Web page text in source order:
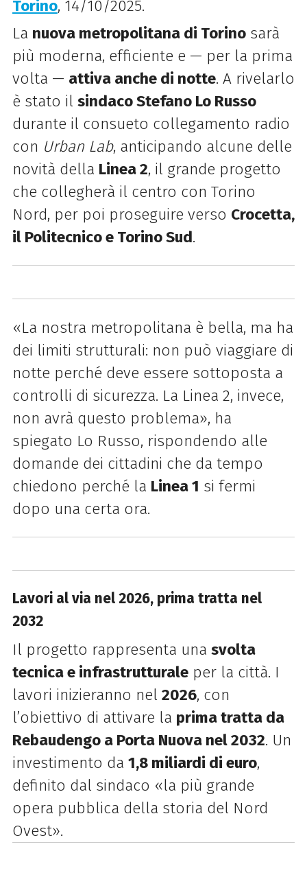
Torino, 14/10/2025.
La nuova metropolitana di Torinosarà
più moderna, efficiente e — per la prima
volta — attiva anche di notte. A rivelarlo
è stato il sindaco Stefano Lo Russo
durante il consueto collegamento radio
con Urban Lab, anticipando alcune delle
novità della Linea 2, il grande progetto
che collegherà il centro con Torino
Nord, per poi proseguire verso Crocetta,
il Politecnico e Torino Sud.
«La nostra metropolitana è bella, ma ha
dei limiti strutturali: non può viaggiare di
notte perché deve essere sottoposta a
controlli di sicurezza. La Linea 2, invece,
non avrà questo problema», ha
spiegato Lo Russo, rispondendo alle
domande dei cittadini che da tempo
chiedono perché la Linea 1 si fermi
dopo una certa ora.
Lavori al via nel 2026, prima tratta nel
2032
Il progetto rappresenta una svolta
tecnica e infrastrutturaleper la città. I
lavori inizieranno nel 2026, con
l’obiettivo di attivare la prima tratta da
Rebaudengo a Porta Nuova nel 2032. Un
investimento da 1,8 miliardi di euro,
definito dal sindaco «la più grande
opera pubblica della storia del Nord
Ovest».